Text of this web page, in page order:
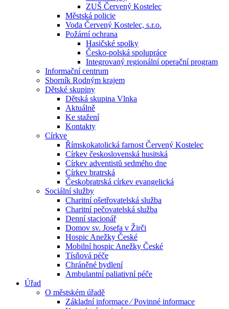
ZUŠ Červený Kostelec
Městská policie
Voda Červený Kostelec, s.r.o.
Požární ochrana
Hasičské spolky
Česko-polská spolupráce
Integrovaný regionální operační program
Informační centrum
Sborník Rodným krajem
Dětské skupiny
Dětská skupina Vlnka
Aktuálně
Ke stažení
Kontakty
Církve
Římskokatolická farnost Červený Kostelec
Církev československá husitská
Církev adventistů sedmého dne
Církev bratrská
Českobratrská církev evangelická
Sociální služby
Charitní ošetřovatelská služba
Charitní pečovatelská služba
Denní stacionář
Domov sv. Josefa v Žirči
Hospic Anežky České
Mobilní hospic Anežky České
Tísňová péče
Chráněné bydlení
Ambulantní paliativní péče
Úřad
O městském úřadě
Základní informace ⁄ Povinné informace